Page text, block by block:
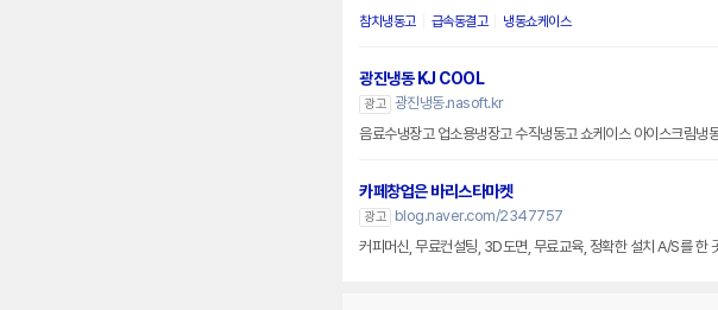
참치냉동고 급속동결고 냉동쇼케이스
광진냉동 KJ COOL
광고 광진냉동.nasoft.kr
카페창업은 바리스타마켓
광고
blog.naver.com/2347757
커피머신, 무료컨설팅, 3D도면, 무료교육, 정확한 설치 A/S를 한